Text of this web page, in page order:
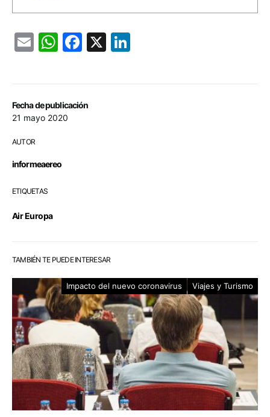
Fecha de publicación
21 mayo 2020
AUTOR
informeaereo
ETIQUETAS
Air Europa
EmailWhatsApp
Facebook
X
TAMBIÉN TE PUEDE INTERESAR
Impacto del nuevo coronavirus Viajes y Turismo